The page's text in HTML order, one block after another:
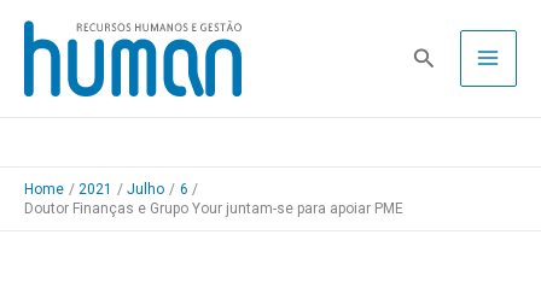
Skip
content
Pesquisa
Home 2021 Julho
6
Doutor Finanças e Grupo Your juntam-se para apoiar PME